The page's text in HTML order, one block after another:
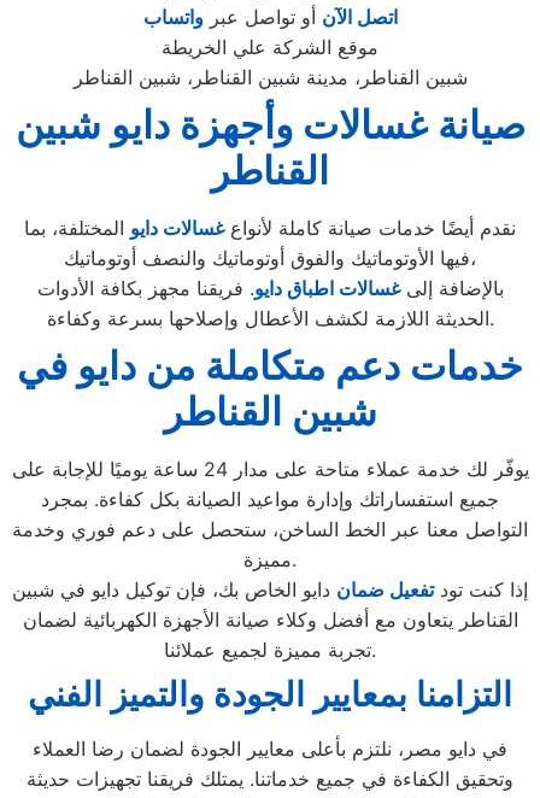
اتصل الآن أو تواصل عبرواتساب
موقع الشركة علي الخريطة
شبين القناطر، مدينة شبين القناطر، شبين القناطر
صيانة غسالات وأجهزة دايو شبين
القناطر
نقدم أيضًا خدمات صيانة كاملة لأنواعغسالات دايو المختلفة، بما
فيها الأوتوماتيك والفوق أوتوماتيك والنصف أوتوماتيك،
بالإضافة إلىغسالات اطباق دايو. فريقنا مجهز بكافة الأدوات
الحديثة اللازمة لكشف الأعطال وإصلاحها بسرعة وكفاءة.
خدمات دعم متكاملة من دايو في
شبين القناطر
يوفّر لك خدمة عملاء متاحة على مدار 24 ساعة يوميًا للإجابة على
جميع استفساراتك وإدارة مواعيد الصيانة بكل كفاءة. بمجرد
التواصل معنا عبر الخط الساخن، ستحصل على دعم فوري وخدمة
مميزة.
إذا كنت تودتفعيل ضمان دايو الخاص بك، فإن توكيل دايو في شبين
القناطر يتعاون مع أفضل وكلاء صيانة الأجهزة الكهربائية لضمان
تجربة مميزة لجميع عملائنا.
التزامنا بمعايير الجودة والتميز الفني
في دايو مصر، نلتزم بأعلى معايير الجودة لضمان رضا العملاء
وتحقيق الكفاءة في جميع خدماتنا. يمتلك فريقنا تجهيزات حديثة